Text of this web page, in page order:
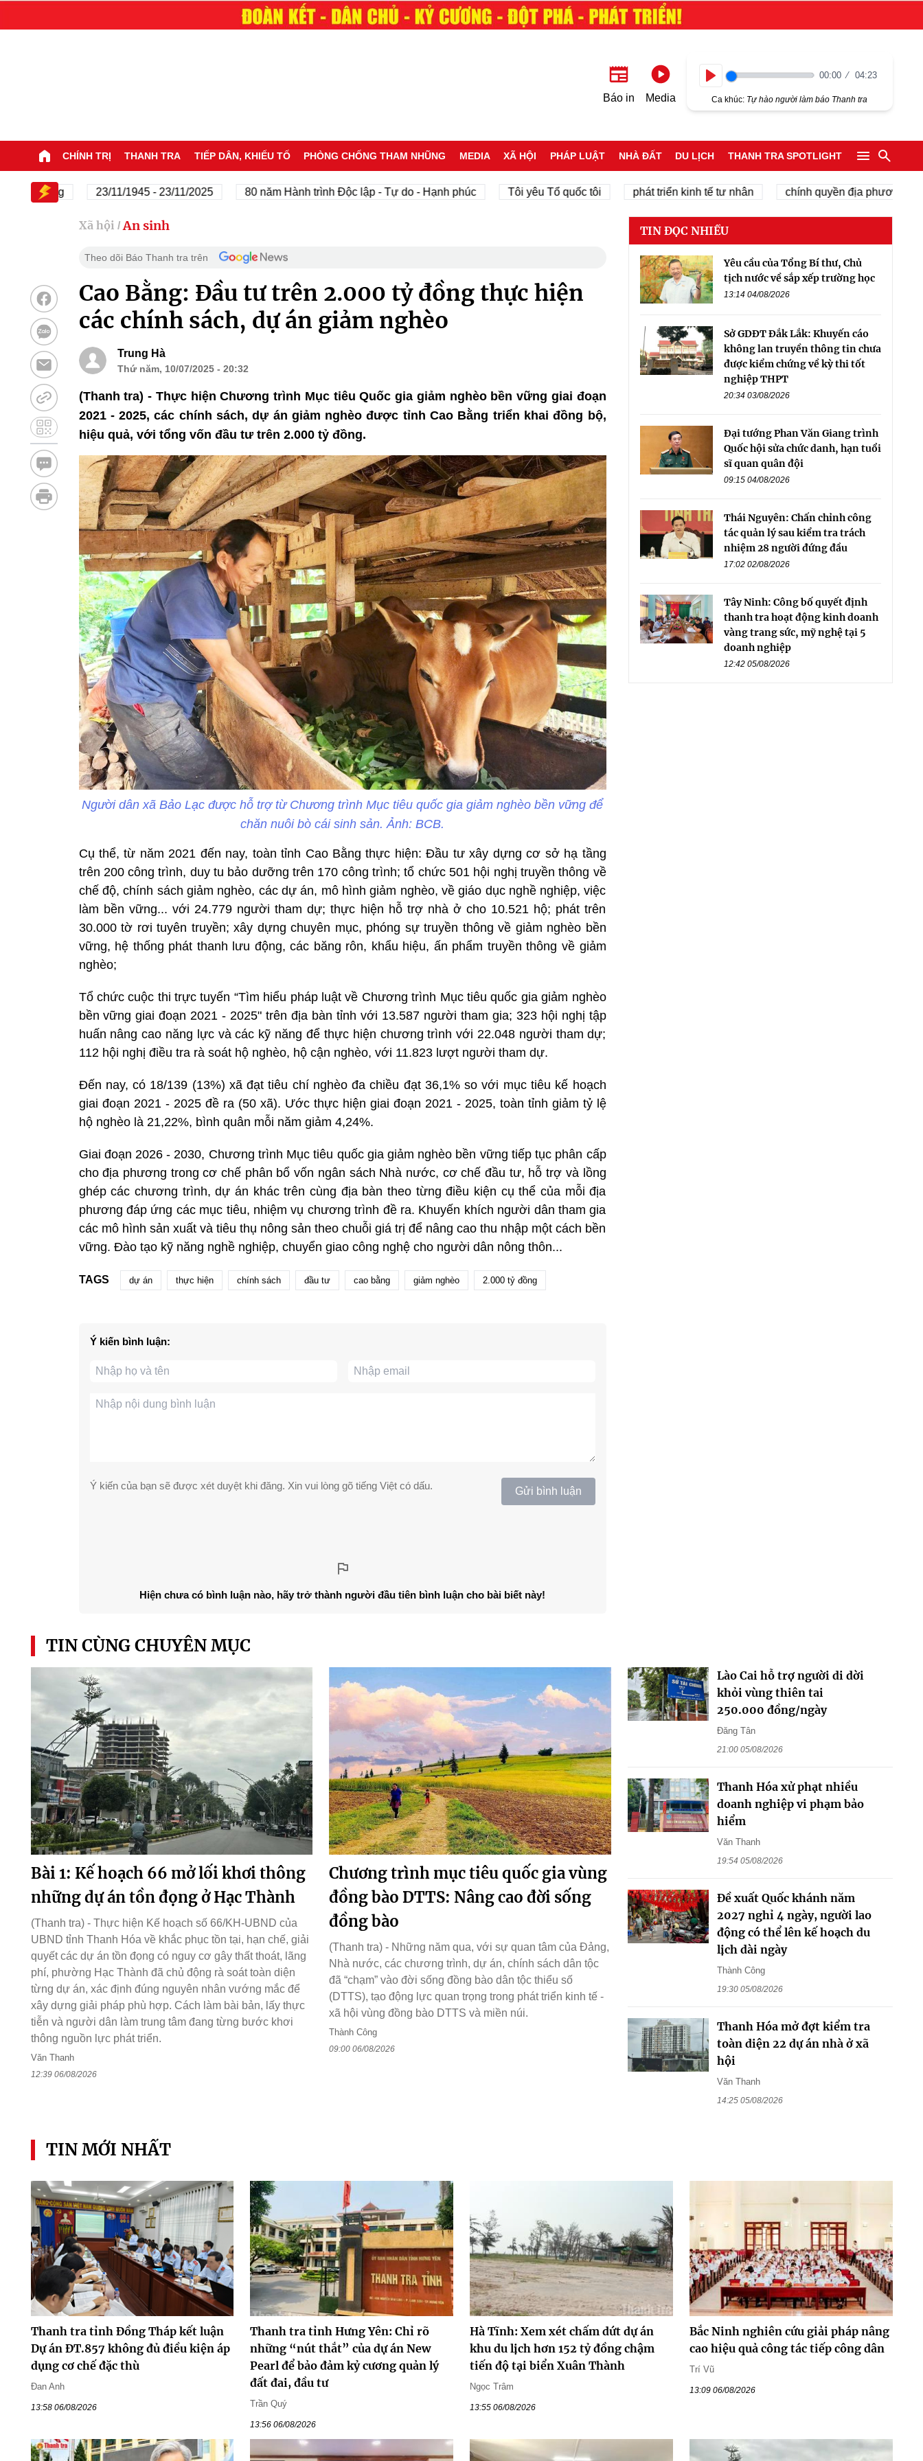
Báo in Media
00:00 04:23
Ca khúc: Tự hào người làm báo Thanh tra
CHÍNH TRỊ THANH TRA TIẾP DÂN, KHIẾU TỐ PHÒNG CHỐNG THAM NHŨNG MEDIA XÃ HỘI PHÁP LUẬT NHÀ ĐẤT DU LỊCH THANH TRA SPOTLIGHT
23/11/1945 - 23/11/2025 80 năm Hành trình Độc lập - Tự do - Hạnh phúc Tôi yêu Tổ quốc tôi phát triển kinh tế tư nhân chính quyền địa phương 2 cấp
Xã hội / An sinh
Theo dõi Báo Thanh tra trên
Cao Bằng: Đầu tư trên 2.000 tỷ đồng thực hiện
các chính sách, dự án giảm nghèo
Trung Hà
Thứ năm, 10/07/2025 - 20:32
(Thanh tra) - Thực hiện Chương trình Mục tiêu Quốc gia giảm nghèo bền vững giai đoạn
2021 - 2025, các chính sách, dự án giảm nghèo được tỉnh Cao Bằng triển khai đồng bộ,
hiệu quả, với tổng vốn đầu tư trên 2.000 tỷ đồng.
Người dân xã Bảo Lạc được hỗ trợ từ Chương trình Mục tiêu quốc gia giảm nghèo bền vững để
chăn nuôi bò cái sinh sản. Ảnh: BCB.
Cụ thể, từ năm 2021 đến nay, toàn tỉnh Cao Bằng thực hiện: Đầu tư xây dựng cơ sở hạ tầng
trên 200 công trình, duy tu bảo dưỡng trên 170 công trình; tổ chức 501 hội nghị truyền thông về
chế độ, chính sách giảm nghèo, các dự án, mô hình giảm nghèo, về giáo dục nghề nghiệp, việc
làm bền vững... với 24.779 người tham dự; thực hiện hỗ trợ nhà ở cho 10.521 hộ; phát trên
30.000 tờ rơi tuyên truyền; xây dựng chuyên mục, phóng sự truyền thông về giảm nghèo bền
vững, hệ thống phát thanh lưu động, các băng rôn, khẩu hiệu, ấn phẩm truyền thông về giảm
nghèo;
Tổ chức cuộc thi trực tuyến “Tìm hiểu pháp luật về Chương trình Mục tiêu quốc gia giảm nghèo
bền vững giai đoạn 2021 - 2025" trên địa bàn tỉnh với 13.587 người tham gia; 323 hội nghị tập
huấn nâng cao năng lực và các kỹ năng để thực hiện chương trình với 22.048 người tham dự;
112 hội nghị điều tra rà soát hộ nghèo, hộ cận nghèo, với 11.823 lượt người tham dự.
Đến nay, có 18/139 (13%) xã đạt tiêu chí nghèo đa chiều đạt 36,1% so với mục tiêu kế hoạch
giai đoạn 2021 - 2025 đề ra (50 xã). Ước thực hiện giai đoạn 2021 - 2025, toàn tỉnh giảm tỷ lệ
hộ nghèo là 21,22%, bình quân mỗi năm giảm 4,24%.
Giai đoạn 2026 - 2030, Chương trình Mục tiêu quốc gia giảm nghèo bền vững tiếp tục phân cấp
cho địa phương trong cơ chế phân bổ vốn ngân sách Nhà nước, cơ chế đầu tư, hỗ trợ và lồng
ghép các chương trình, dự án khác trên cùng địa bàn theo từng điều kiện cụ thể của mỗi địa
phương đáp ứng các mục tiêu, nhiệm vụ chương trình đề ra. Khuyến khích người dân tham gia
các mô hình sản xuất và tiêu thụ nông sản theo chuỗi giá trị để nâng cao thu nhập một cách bền
vững. Đào tạo kỹ năng nghề nghiệp, chuyển giao công nghệ cho người dân nông thôn...
TAGS dự án thực hiện chính sách đầu tư cao bằng giảm nghèo 2.000 tỷ đồng
Ý kiến bình luận:
Ý kiến của bạn sẽ được xét duyệt khi đăng. Xin vui lòng gõ tiếng Việt có dấu. Gửi bình luận
Hiện chưa có bình luận nào, hãy trở thành người đầu tiên bình luận cho bài biết này!
TIN ĐỌC NHIỀU
Yêu cầu của Tổng Bí thư, Chủ
tịch nước về sắp xếp trường học
13:14 04/08/2026
Sở GDĐT Đắk Lắk: Khuyến cáo
không lan truyền thông tin chưa
được kiểm chứng về kỳ thi tốt
nghiệp THPT
20:34 03/08/2026
Đại tướng Phan Văn Giang trình
Quốc hội sửa chức danh, hạn tuổi
sĩ quan quân đội
09:15 04/08/2026
Thái Nguyên: Chấn chỉnh công
tác quản lý sau kiểm tra trách
nhiệm 28 người đứng đầu
17:02 02/08/2026
Tây Ninh: Công bố quyết định
thanh tra hoạt động kinh doanh
vàng trang sức, mỹ nghệ tại 5
doanh nghiệp
12:42 05/08/2026
TIN CÙNG CHUYÊN MỤC
Bài 1: Kế hoạch 66 mở lối khơi thông
những dự án tồn đọng ở Hạc Thành
(Thanh tra) - Thực hiện Kế hoạch số 66/KH-UBND của
UBND tỉnh Thanh Hóa về khắc phục tồn tại, hạn chế, giải
quyết các dự án tồn đọng có nguy cơ gây thất thoát, lãng
phí, phường Hạc Thành đã chủ động rà soát toàn diện
từng dự án, xác định đúng nguyên nhân vướng mắc để
xây dựng giải pháp phù hợp. Cách làm bài bản, lấy thực
tiễn và người dân làm trung tâm đang từng bước khơi
thông nguồn lực phát triển.
Văn Thanh
12:39 06/08/2026
Chương trình mục tiêu quốc gia vùng
đồng bào DTTS: Nâng cao đời sống
đồng bào
(Thanh tra) - Những năm qua, với sự quan tâm của Đảng,
Nhà nước, các chương trình, dự án, chính sách dân tộc
đã “chạm” vào đời sống đồng bào dân tộc thiểu số
(DTTS), tạo động lực quan trọng trong phát triển kinh tế -
xã hội vùng đồng bào DTTS và miền núi.
Thành Công
09:00 06/08/2026
Lào Cai hỗ trợ người di dời
khỏi vùng thiên tai
250.000 đồng/ngày
Đăng Tân
21:00 05/08/2026
Thanh Hóa xử phạt nhiều
doanh nghiệp vi phạm bảo
hiểm
Văn Thanh
19:54 05/08/2026
Đề xuất Quốc khánh năm
2027 nghỉ 4 ngày, người lao
động có thể lên kế hoạch du
lịch dài ngày
Thành Công
19:30 05/08/2026
Thanh Hóa mở đợt kiểm tra
toàn diện 22 dự án nhà ở xã
hội
Văn Thanh
14:25 05/08/2026
TIN MỚI NHẤT
Thanh tra tỉnh Đồng Tháp kết luận
Dự án ĐT.857 không đủ điều kiện áp
dụng cơ chế đặc thù
Đan Anh
13:58 06/08/2026
Thanh tra tỉnh Hưng Yên: Chỉ rõ
những “nút thắt” của dự án New
Pearl để bảo đảm kỷ cương quản lý
đất đai, đầu tư
Trần Quý
13:56 06/08/2026
Hà Tĩnh: Xem xét chấm dứt dự án
khu du lịch hơn 152 tỷ đồng chậm
tiến độ tại biển Xuân Thành
Ngọc Trâm
13:55 06/08/2026
Bắc Ninh nghiên cứu giải pháp nâng
cao hiệu quả công tác tiếp công dân
Trí Vũ
13:09 06/08/2026